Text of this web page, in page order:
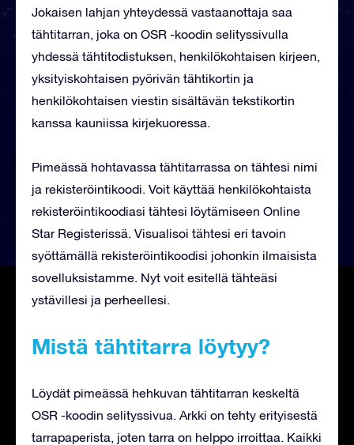
Jokaisen lahjan yhteydessä vastaanottaja saa
tähtitarran, joka on OSR -koodin selityssivulla
yhdessä tähtitodistuksen, henkilökohtaisen kirjeen,
yksityiskohtaisen pyörivän tähtikortin ja
henkilökohtaisen viestin sisältävän tekstikortin
kanssa kauniissa kirjekuoressa.
Pimeässä hohtavassa tähtitarrassa on tähtesi nimi
ja rekisteröintikoodi. Voit käyttää henkilökohtaista
rekisteröintikoodiasi tähtesi löytämiseen Online
Star Registerissä. Visualisoi tähtesi eri tavoin
syöttämällä rekisteröintikoodisi johonkin ilmaisista
sovelluksistamme. Nyt voit esitellä tähteäsi
ystävillesi ja perheellesi.
Mistä tähtitarra löytyy?
Löydät pimeässä hehkuvan tähtitarran keskeltä
OSR -koodin selityssivua. Arkki on tehty erityisestä
tarrapaperista, joten tarra on helppo irroittaa. Kaikki